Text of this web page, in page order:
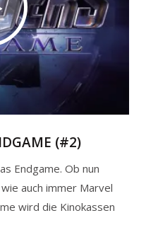
(#2)
Endgame. Ob nun
auch immer Marvel
wird die Kinokassen